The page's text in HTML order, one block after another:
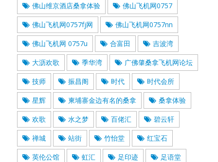
佛山维京酒店桑拿体验 佛山飞机网0757
佛山飞机网0757fj网 佛山飞机网0757nn
佛山飞机网 0757u 合富田 吉波湾
大沥欢歌 季华湾 广佛肇桑拿飞机网论坛
技师 振昌阁 时代 时代会所
星辉 柬埔寨金边有名的桑拿 桑拿体验
欢歌 水之梦 百佬汇 碧云轩
禅城 站街 竹怡堂 红宝石
英伦公馆 虹汇 足印迹 足语堂